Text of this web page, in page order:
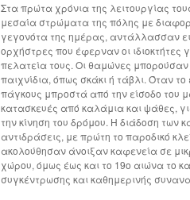
Στα πρώτα χρόνια της λειτουργίας
μεσαία στρώματα της πόλης με
γεγονότα της ημέρας, αντάλλασσαν
ορχήστρες που έφερναν οι
πελατεία τους. Οι θαμώνες
παιχνίδια, όπως σκάκι ή τάβλι. Όταν
πάγκους μπροστά από την είσοδο του
κατασκευές από καλάμια και ψάθες,
την κίνηση του δρόμου. Η διάδοση των
αντιδράσεις, με πρώτη το παροδικό
ακολούθησαν άνοιξαν καφενεία σε
χώρου, όμως έως και το 19ο αιώνα το
συγκέντρωσης και καθημερινής